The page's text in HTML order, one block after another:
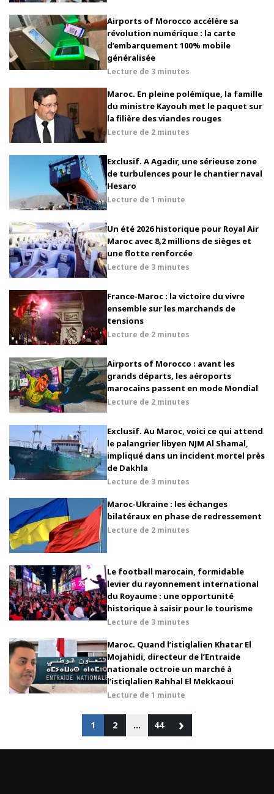
Airports of Morocco accélère sa
révolution numérique : la carte
d’embarquement 100% mobile
généralisée
Lecture de 3 minutes
Maroc. En pleine polémique, la famille
du ministre Kayouh met le paquet sur
la filière des viandes rouges
Lecture de 2 minutes
Exclusif. A Agadir, une sérieuse zone
de turbulences pour le chantier naval
Hesaro
Lecture de 1 minute
Un été 2026 historique pour Royal Air
Maroc avec 8,2 millions de sièges et
une flotte renforcée
Lecture de 3 minutes
France-Maroc : la victoire du vivre
ensemble sur les marchands de
tensions
Lecture de 2 minutes
Airports of Morocco : avant les
grands départs, les aéroports
marocains passent en mode Mondial
Lecture de 2 minutes
Exclusif. Au Maroc, voici ce qui attend
le palangrier libyen NJM Al Shamal,
impliqué dans un incident mortel près
de Dakhla
Lecture de 3 minutes
Maroc-Ukraine : les échanges
bilatéraux en phase de redressement
Lecture de 2 minutes
Le football marocain, formidable
levier du rayonnement international
du Royaume : une opportunité
historique à saisir pour le tourisme
Lecture de 3 minutes
Maroc. Quand l’istiqlalien Khatar El
Mojahidi, directeur de l’Entraide
nationale octroie un marché à
l’istiqlalien Rahhal El Mekkaoui
Lecture de 1 minute
1 2 … 44 ›